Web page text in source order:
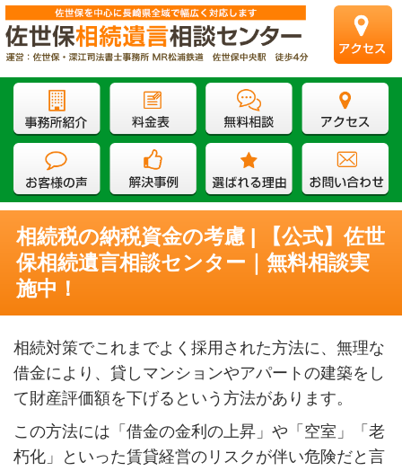
相続税の納税資金の考慮 | 【公式】佐世
保相続遺言相談センター｜無料相談実
施中！
相続対策でこれまでよく採用された方法に、無理な
借金により、貸しマンションやアパートの建築をし
て財産評価額を下げるという方法があります。
この方法には「借金の金利の上昇」や「空室」「老
朽化」といった賃貸経営のリスクが伴い危険だと言